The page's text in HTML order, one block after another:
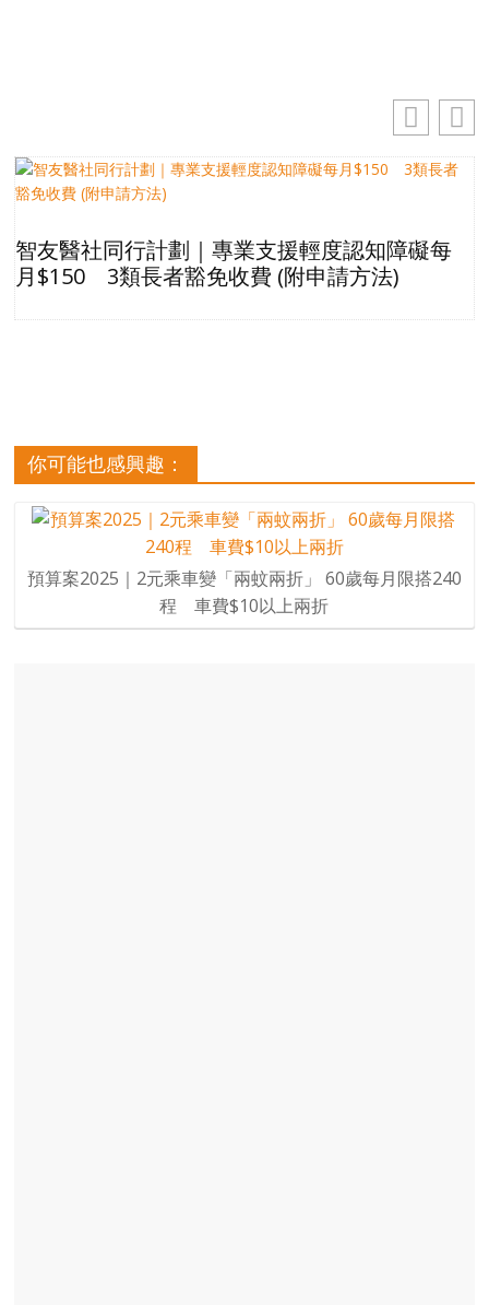
智友醫社同行計劃｜專業支援輕度認知障礙每
月$150 3類長者豁免收費 (附申請方法)
你可能也感興趣：
預算案2025｜2元乘車變「兩蚊兩折」 60歲每月限搭240
程 車費$10以上兩折